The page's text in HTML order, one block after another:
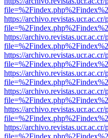
https://
https://
https://
https://
https://
https://
https://